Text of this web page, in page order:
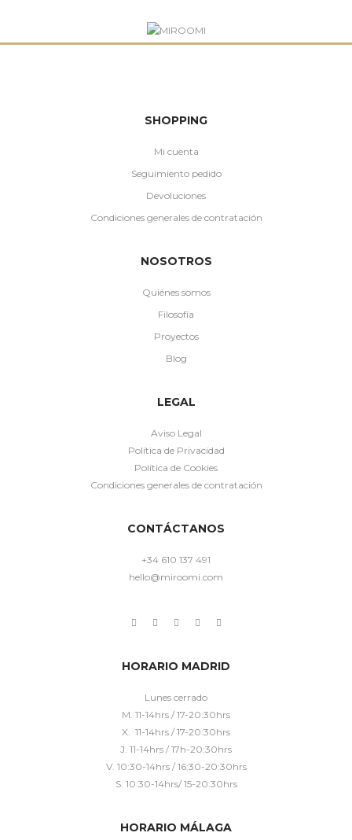
SHOPPING
Mi cuenta
Seguimiento pedido
Devoluciones
Condiciones generales de contratación
NOSOTROS
Quiénes somos
Filosofía
Proyectos
Blog
LEGAL
Aviso Legal
Política de Privacidad
Política de Cookies
Condiciones generales de contratación
CONTÁCTANOS
+34 610 137 491
hello@miroomi.com
HORARIO MADRID
Lunes cerrado
M. 11-14hrs / 17-20:30hrs
X. 11-14hrs / 17-20:30hrs
J. 11-14hrs / 17h-20:30hrs
V. 10:30-14hrs / 16:30-20:30hrs
S. 10:30-14hrs/ 15-20:30hrs
HORARIO MÁLAGA